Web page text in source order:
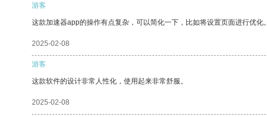
游客
这款加速器app的操作有点复杂，可以简化一下，比如将设置页面进行优化。
2025-02-08
游客
这款软件的设计非常人性化，使用起来非常舒服。
2025-02-08